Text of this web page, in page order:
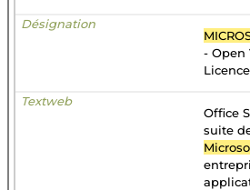
- Open
Licence
Office
suite